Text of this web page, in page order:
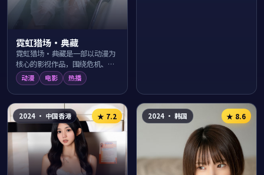
霓虹猎场·典藏
霓虹猎场·典藏是一部以动漫为
核心的影视作品，围绕危机、反
转与人物成长展开，整体节奏紧
凑，值得推荐观看。
动漫 电影 热播
2024· 中国香港 ★ 7.2 2024· 韩国 ★ 8.6